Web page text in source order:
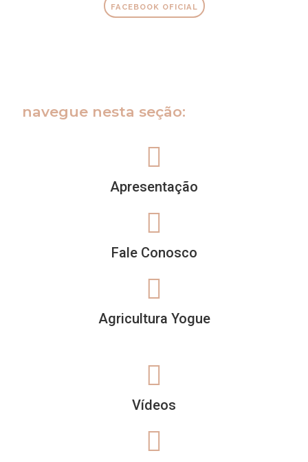
FACEBOOK OFICIAL
navegue nesta seção:
Apresentação
Fale Conosco
Agricultura Yogue
Vídeos